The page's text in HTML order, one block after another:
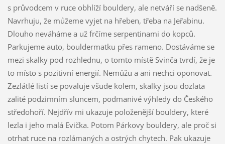
s průvodcem v ruce obhlíží bouldery, ale netváří se nadšeně.
Navrhuju, že můžeme vyjet na hřeben, třeba na Jeřabinu.
Dlouho neváháme a už frčíme serpentinami do kopců.
Parkujeme auto, bouldermatku přes rameno. Dostáváme se
mezi skalky pod rozhlednu, o tomto místě Svinča tvrdí, že je
to místo s pozitivní energií. Nemůžu a ani nechci oponovat.
Zezlátlé listí se povaluje všude kolem, skalky jsou dozlata
zalité podzimním sluncem, podmanivé výhledy do Českého
středohoří. Nejdřív mi ukazuje položenější bouldery, které
lezla i jeho malá Evička. Potom Párkovy bouldery, ale proč si
otrhat ruce na rozlámaných a ostrých chytech. Pak ukazuje